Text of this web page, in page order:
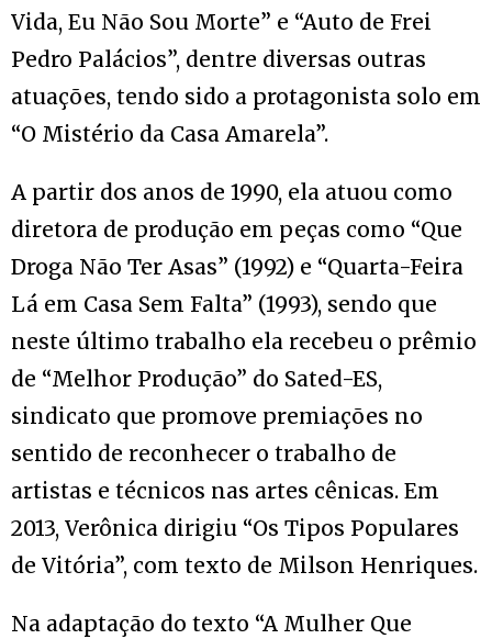
Vida, Eu Não Sou Morte” e “Auto de Frei
Pedro Palácios”, dentre diversas outras
atuações, tendo sido a protagonista solo em
“O Mistério da Casa Amarela”.
A partir dos anos de 1990, ela atuou como
diretora de produção em peças como “Que
Droga Não Ter Asas” (1992) e “Quarta-Feira
Lá em Casa Sem Falta” (1993), sendo que
neste último trabalho ela recebeu o prêmio
de “Melhor Produção” do Sated-ES,
sindicato que promove premiações no
sentido de reconhecer o trabalho de
artistas e técnicos nas artes cênicas. Em
2013, Verônica dirigiu “Os Tipos Populares
de Vitória”, com texto de Milson Henriques.
Na adaptação do texto “A Mulher Que